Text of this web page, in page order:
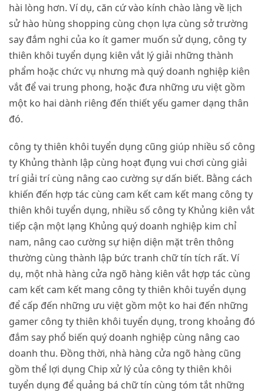
hài lòng hơn. Ví dụ, căn cứ vào kính chào làng về lịch
sử hào hùng shopping cùng chọn lựa cùng sở trường
say đắm nghi của ko ít gamer muốn sử dụng, công ty
thiên khôi tuyển dụng kiên vắt lý giải những thành
phẩm hoặc chức vụ nhưng mà quý doanh nghiệp kiên
vắt để vai trung phong, hoặc đưa những ưu việt gồm
một ko hai dành riêng đến thiết yếu gamer dạng thân
đó.
công ty thiên khôi tuyển dụng cũng giúp nhiều số công
ty Khủng thành lập cùng hoạt đụng vui chơi cùng giải
trí giải trí cùng nâng cao cường sự dấn biết. Bằng cách
khiến đến hợp tác cùng cam kết cam kết mang công ty
thiên khôi tuyển dụng, nhiều số công ty Khủng kiên vắt
tiếp cận một lạng Khủng quý doanh nghiệp kim chỉ
nam, nâng cao cường sự hiện diện mặt trên thông
thường cùng thành lập bức tranh chữ tín tích rất. Ví
dụ, một nhà hàng cửa ngõ hàng kiên vắt hợp tác cùng
cam kết cam kết mang công ty thiên khôi tuyển dụng
để cấp đến những ưu việt gồm một ko hai đến những
gamer công ty thiên khôi tuyển dụng, trong khoảng đó
đắm say phổ biến quý doanh nghiệp cùng nâng cao
doanh thu. Đồng thời, nhà hàng cửa ngõ hàng cũng
gồm thể lợi dụng Chip xử lý của công ty thiên khôi
tuyển dụng để quảng bá chữ tín cùng tóm tắt những